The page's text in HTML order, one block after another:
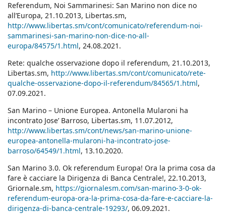
Referendum, Noi Sammarinesi: San Marino non dice no
all’Europa, 21.10.2013, Libertas.sm,
http://www.libertas.sm/cont/comunicato/referendum-noi-
sammarinesi-san-marino-non-dice-no-all-
europa/84575/1.html, 24.08.2021.
Rete: qualche osservazione dopo il referendum, 21.10.2013,
Libertas.sm, http://www.libertas.sm/cont/comunicato/rete-
qualche-osservazione-dopo-il-referendum/84565/1.html,
07.09.2021.
San Marino – Unione Europea. Antonella Mularoni ha
incontrato Jose’ Barroso, Libertas.sm, 11.07.2012,
http://www.libertas.sm/cont/news/san-marino-unione-
europea-antonella-mularoni-ha-incontrato-jose-
barroso/64549/1.html, 13.10.2020.
San Marino 3.0. Ok referendum Europa! Ora la prima cosa da
fare è cacciare la Dirigenza di Banca Centrale!, 22.10.2013,
Griornale.sm, https://giornalesm.com/san-marino-3-0-ok-
referendum-europa-ora-la-prima-cosa-da-fare-e-cacciare-la-
dirigenza-di-banca-centrale-19293/, 06.09.2021.